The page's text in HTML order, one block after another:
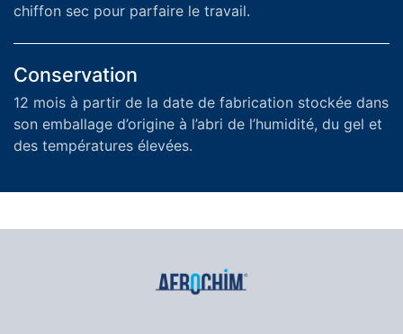
chiffon sec pour parfaire le travail.
Conservation
12 mois à partir de la date de fabrication stockée dans
son emballage d’origine à l’abri de l’humidité, du gel et
des températures élevées.